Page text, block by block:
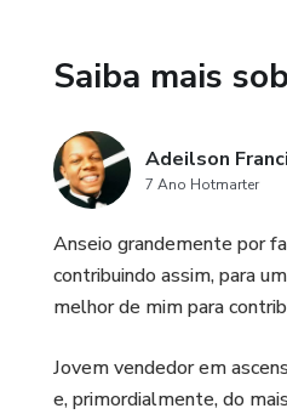
Saiba mais
Adeilson
7 Ano Hotmarter
Anseio grandemente por
contribuindo assim, para
melhor de mim para
Jovem vendedor em
e, primordialmente, do